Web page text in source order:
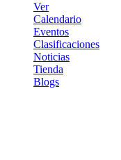
Ver
Calendario
Eventos
Clasificaciones
Noticias
Tienda
Blogs